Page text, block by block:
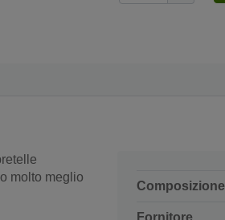
molto meglio
Composizione